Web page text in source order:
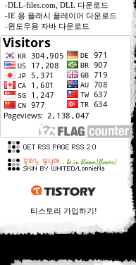
-DLL-files.com, DLL 다운로드
-IE 용 플래시 플레이어 다운로드
-윈도우용 자바 다운로드
티스토리 가입하기!